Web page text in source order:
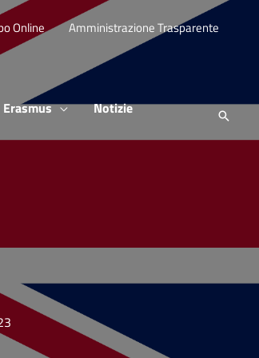
Online Amministrazione Trasparente
Erasmus
Notizie